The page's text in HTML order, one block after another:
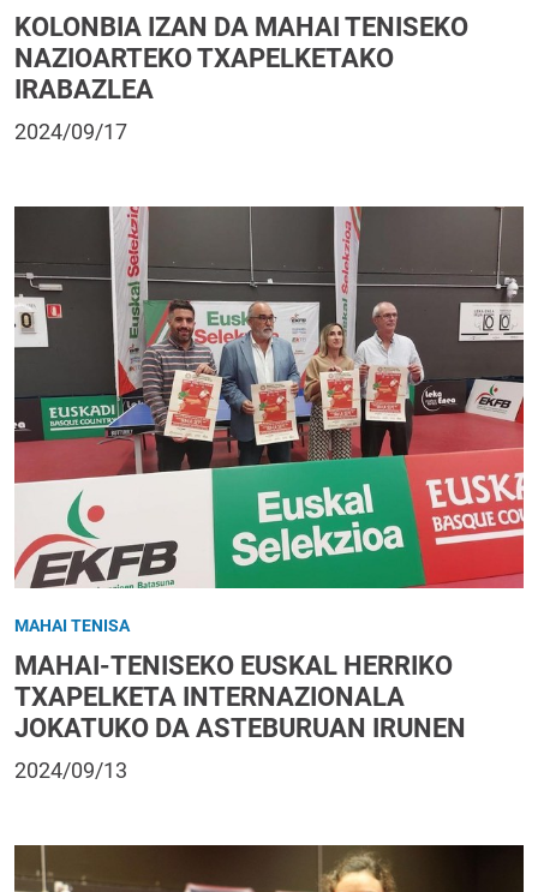
KOLONBIA IZAN DA MAHAI TENISEKO
NAZIOARTEKO TXAPELKETAKO
IRABAZLEA
2024/09/17
MAHAI TENISA
MAHAI-TENISEKO EUSKAL HERRIKO
TXAPELKETA INTERNAZIONALA
JOKATUKO DA ASTEBURUAN IRUNEN
2024/09/13